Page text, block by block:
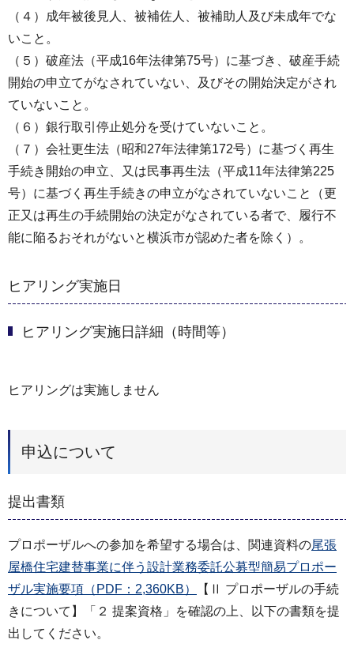
（４）成年被後見人、被補佐人、被補助人及び未成年でな
いこと。
（５）破産法（平成16年法律第75号）に基づき、破産手続
開始の申立てがなされていない、及びその開始決定がされ
ていないこと。
（６）銀行取引停止処分を受けていないこと。
（７）会社更生法（昭和27年法律第172号）に基づく再生
手続き開始の申立、又は民事再生法（平成11年法律第225
号）に基づく再生手続きの申立がなされていないこと（更
正又は再生の手続開始の決定がなされている者で、履行不
能に陥るおそれがないと横浜市が認めた者を除く）。
ヒアリング実施日
ヒアリング実施日詳細（時間等）
ヒアリングは実施しません
申込について
提出書類
プロポーザルへの参加を希望する場合は、関連資料の尾張
屋橋住宅建替事業に伴う設計業務委託公募型簡易プロポー
ザル実施要項（PDF：2,360KB）
【Ⅱ プロポーザルの手続
きについて】「２ 提案資格」を確認の上、以下の書類を提
出してください。